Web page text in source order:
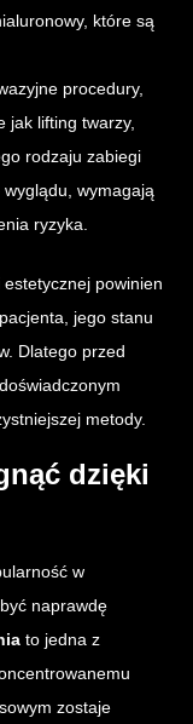
które są
procedury,
jak lifting twarzy,
rodzaju zabiegi
wyglądu, wymagają
ryzyka.
powinien
jego stanu
Dlatego przed
metody.
dzięki
w
naprawdę
to jedna z
zostaje